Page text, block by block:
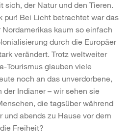
sich, der Natur und den Tieren.
pur! Bei Licht betrachtet war das
kaum so einfach
durch die Europäer
verändert. Trotz weltweiter
Tourismus glauben viele
noch an das unverdorbene,
Indianer – wir sehen sie
die tagsüber während
und abends zu Hause vor dem
Freiheit?